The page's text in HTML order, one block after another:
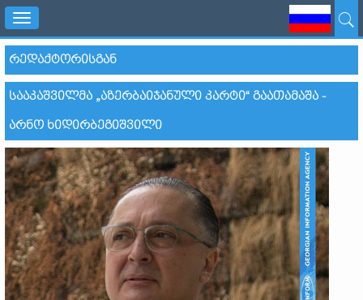
Toggle
navigation
ᲠᲔᲓᲐᲥᲢᲝᲠᲘᲡᲒᲐᲜ
ᲡᲐᲐᲙᲐᲨᲕᲘᲚᲛᲐ „ᲐᲖᲔᲠᲑᲐᲘᲯᲐᲜᲣᲚᲘ ᲙᲐᲠᲢᲘ“ ᲒᲐᲐᲗᲐᲛᲐᲨᲐ -
ᲐᲠᲜᲝ ᲮᲘᲓᲘᲠᲑᲔᲒᲘᲨᲕᲘᲚᲘ